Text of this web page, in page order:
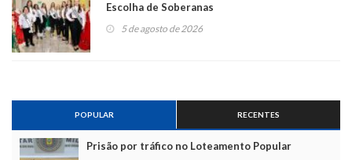
Escolha de Soberanas
5 de agosto de 2026
POPULAR RECENTES
Prisão por tráfico no Loteamento Popular